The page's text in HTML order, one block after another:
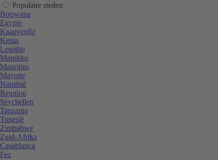
Populaire steden
Botswana
Egypte
Kaapverdië
Kenia
Lesotho
Marokko
Mauritius
Mayotte
Namibië
Reunion
Seychellen
Tanzania
Tunesië
Zimbabwe
Zuid-Afrika
Casablanca
Fez